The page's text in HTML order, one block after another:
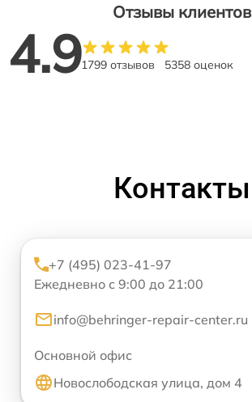
Отзывы клиентов
4.91799 отзывов 5358 оценок
Контакты
+7 (495) 023-41-97
Ежедневно с 9:00 до 21:00
info@behringer-repair-center.ru
Основной офис
Новослободская улица, дом 4